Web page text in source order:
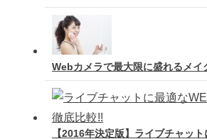
Webカメラで最大限に盛れるメイ
【2016年決定版】ライブチャッ